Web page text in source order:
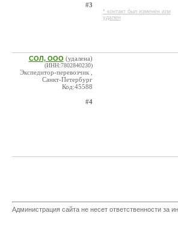
#3
* контакт был изменен или
удален
СОЛ, ООО (удалена)
(ИНН:7802840230)
Экспедитор-перевозчик ,
Санкт-Петербург
Код:45588
#4
Администрация сайта не несет ответственности